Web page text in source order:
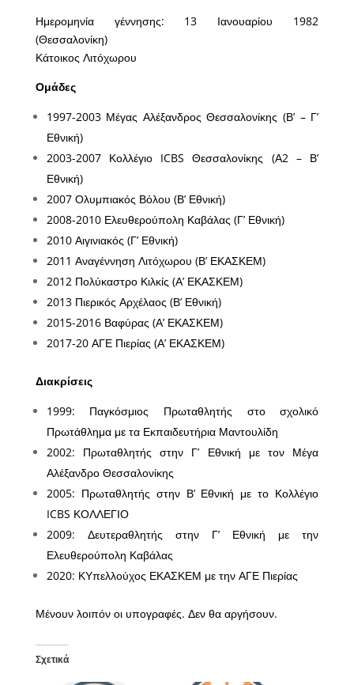
Ημερομηνία γέννησης: 13 Ιανουαρίου 1982
(Θεσσαλονίκη)
Κάτοικος Λιτόχωρου
Ομάδες
1997-2003 Μέγας Αλέξανδρος Θεσσαλονίκης (Β’ – Γ’
Εθνική)
2003-2007 Κολλέγιο ICBS Θεσσαλονίκης (Α2 – Β’
Εθνική)
2007 Ολυμπιακός Βόλου (Β’ Εθνική)
2008-2010 Ελευθερούπολη Καβάλας (Γ’ Εθνική)
2010 Αιγινιακός (Γ’ Εθνική)
2011 Αναγέννηση Λιτόχωρου (Β’ ΕΚΑΣΚΕΜ)
2012 Πολύκαστρο Κιλκίς (Α’ ΕΚΑΣΚΕΜ)
2013 Πιερικός Αρχέλαος (Β’ Εθνική)
2015-2016 Βαφύρας (Α’ ΕΚΑΣΚΕΜ)
2017-20 ΑΓΕ Πιερίας (Α’ ΕΚΑΣΚΕΜ)
Διακρίσεις
1999: Παγκόσμιος Πρωταθλητής στο σχολικό
Πρωτάθλημα με τα Εκπαιδευτήρια Μαντουλίδη
2002: Πρωταθλητής στην Γ’ Εθνική με τον Μέγα
Αλέξανδρο Θεσσαλονίκης
2005: Πρωταθλητής στην Β’ Εθνική με το Κολλέγιο
ICBS ΚΟΛΛΕΓΙΟ
2009: Δευτεραθλητής στην Γ’ Εθνική με την
Ελευθερούπολη Καβάλας
2020: ΚΥπελλούχος ΕΚΑΣΚΕΜ με την ΑΓΕ Πιερίας
Μένουν λοιπόν οι υπογραφές. Δεν θα αργήσουν.
Σχετικά